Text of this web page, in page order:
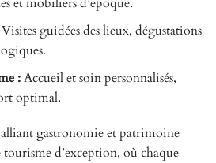
guidées des lieux, dégustations
:Accueil et soin personnalisés,
optimal.
alliant gastronomie et patrimoine
d’exception, où chaque